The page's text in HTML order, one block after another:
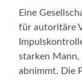
Eine
für autoritäre
starken
abnimmt. Die